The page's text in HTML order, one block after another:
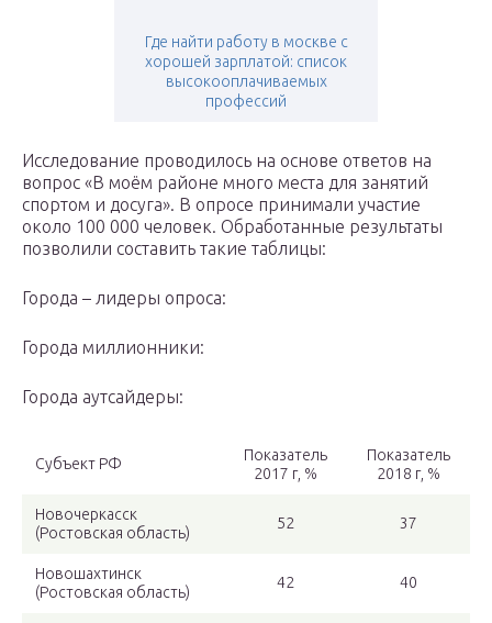
Где найти работу в москве с
хорошей зарплатой: список
высокооплачиваемых
профессий
Исследование проводилось на основе ответов на
вопрос «В моём районе много места для занятий
спортом и досуга». В опросе принимали участие
около 100 000 человек. Обработанные результаты
позволили составить такие таблицы:
Города – лидеры опроса:
Города миллионники:
Города аутсайдеры:
Субъект РФ
Показатель
2017 г, %
Показатель
2018 г, %
Новочеркасск
(Ростовская область)
52 37
Новошахтинск
(Ростовская область)
42 40